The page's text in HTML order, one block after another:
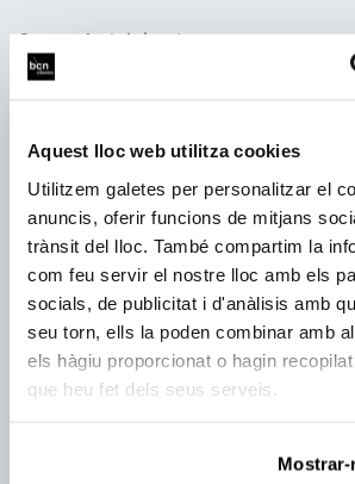
Aquest lloc web utilitza cookies
Utilitzem galetes per personalitzar el
anuncis, oferir funcions de mitjans
trànsit del lloc. També compartim la
com feu servir el nostre lloc amb els
socials, de publicitat i d'anàlisis amb
seu torn, ells la poden combinar amb
els hàgiu proporcionat o hagin
que heu fet dels seus serveis.
Mostrar-
Correo electrónico:
He leído y aceptolas condiciones de
Acepto recibircomunicaciones.
ENVIA